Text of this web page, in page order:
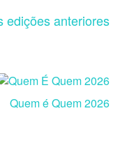
edições anteriores
Quem é Quem 2026